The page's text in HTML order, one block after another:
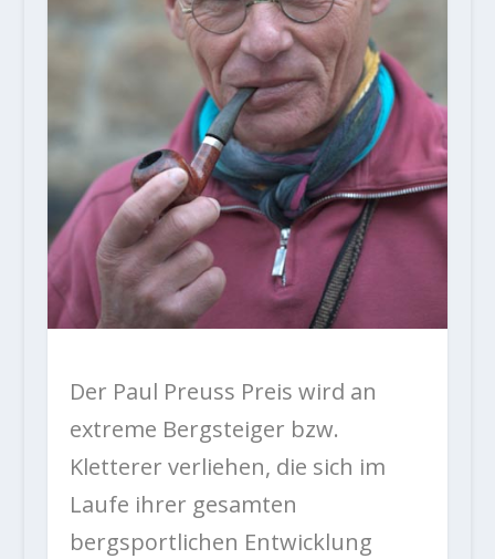
Der Paul Preuss Preis wird an
extreme Bergsteiger bzw.
Kletterer verliehen, die sich im
Laufe ihrer gesamten
bergsportlichen Entwicklung